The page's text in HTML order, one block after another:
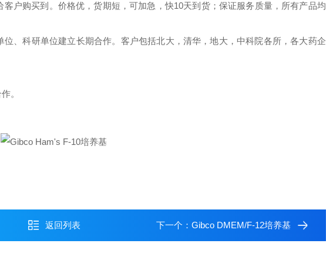
户购买到。价格优，货期短，可加急，快10天到货；保证服务质量，所有产品均
、科研单位建立长期合作。客户包括北大，清华，地大，中科院各所，各大药企
。
返回列表 下一个： Gibco DMEM/F-12培养基